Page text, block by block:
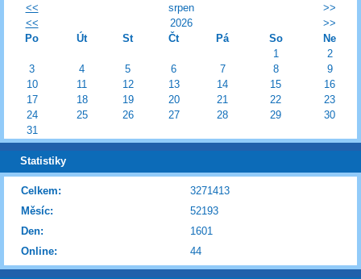
<<
srpen
>>
<<
2026
>>
Po
Út St Čt Pá So
Ne
1
2
3
4 5 6 7 8
9
10
11 12 13 14 15
16
17
18 19 20 21 22
23
24
25 26 27 28 29
30
31
Statistiky
Online: 44
Celkem:
3271413
Měsíc:
52193
Den:
1601